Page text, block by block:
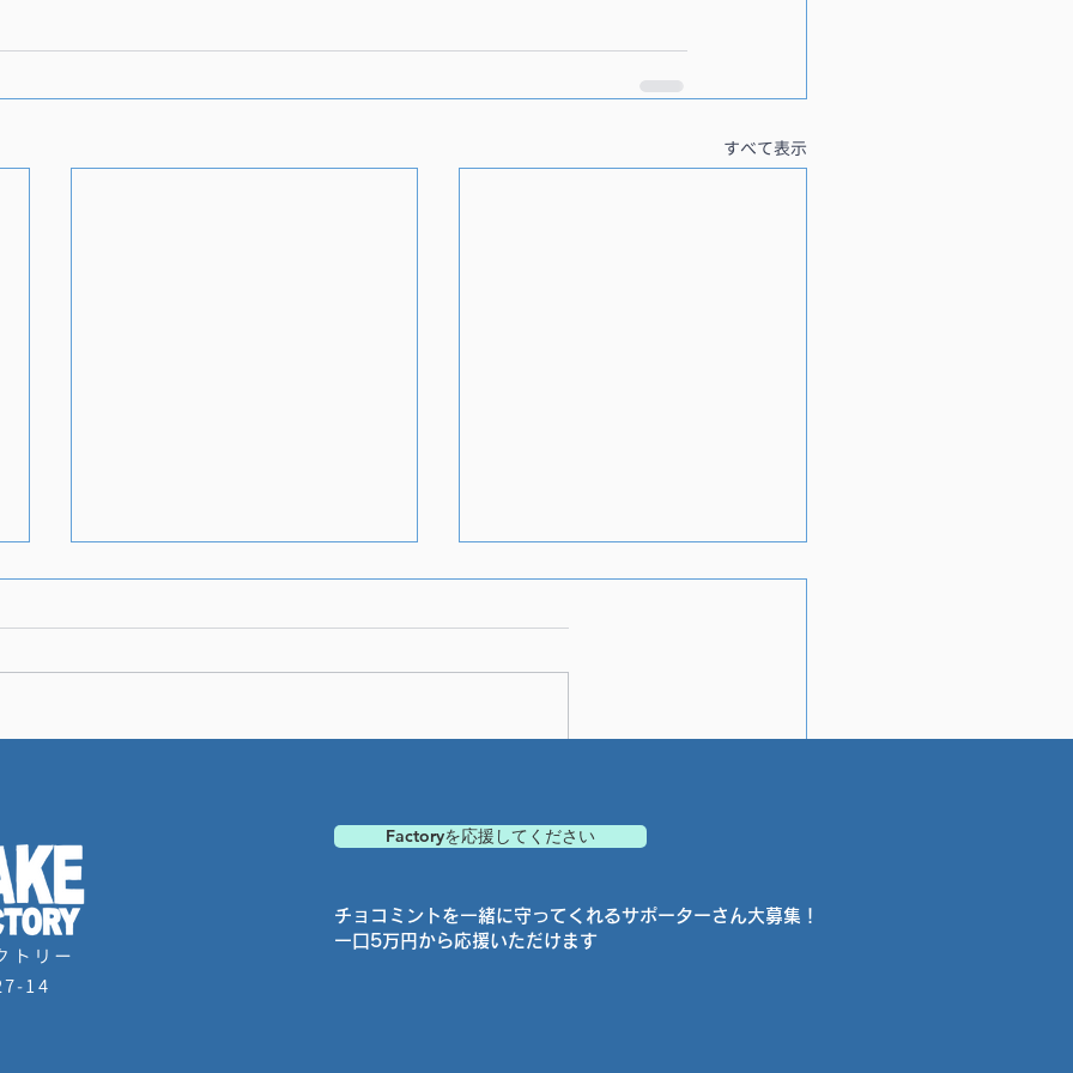
すべて表示
今後のFactoryについて 嫌いな言葉は有言実行
Factoryを応援してください
トリー
14
チョコミントを一緒に守ってくれるサポーターさん大募集！
一口5万円から応援いただけます